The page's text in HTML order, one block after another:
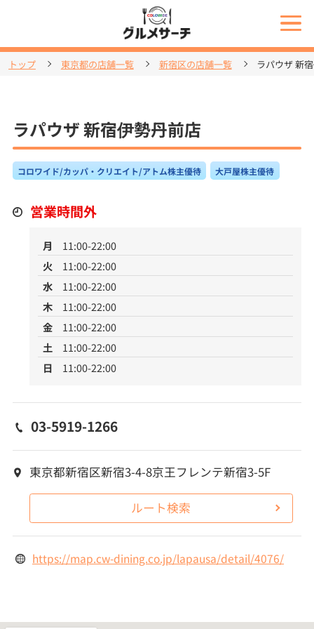
トップ 東京都の店舗一覧 新宿区の店舗一覧 ラパウザ 新
ラパウザ 新宿伊勢丹前店
コロワイド/カッパ・クリエイト/アトム株主優待 大戸屋株主優待
営業時間外
月
11:00-22:00
火
11:00-22:00
水
11:00-22:00
木
11:00-22:00
金
11:00-22:00
土
11:00-22:00
日
11:00-22:00
03-5919-1266
東京都新宿区新宿3-4-8京王フレンテ新宿3-5F
ルート検索
https://map.cw-dining.co.jp/lapausa/detail/4076/